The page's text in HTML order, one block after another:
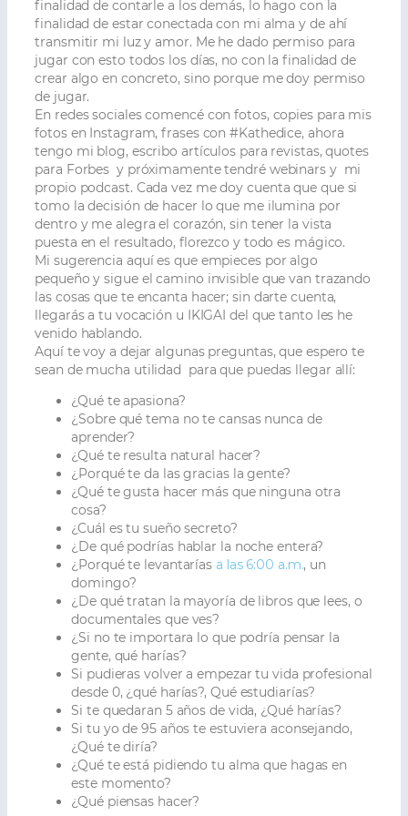
finalidad de contarle a los demás, lo hago con la
finalidad de estar conectada con mi alma y de ahí
transmitir mi luz y amor. Me he dado permiso para
jugar con esto todos los días, no con la finalidad de
crear algo en concreto, sino porque me doy permiso
de jugar.
En redes sociales comencé con fotos, copies para mis
fotos en Instagram, frases con #Kathedice, ahora
tengo mi blog, escribo artículos para revistas, quotes
para Forbes y próximamente tendré webinars y mi
propio podcast. Cada vez me doy cuenta que que si
tomo la decisión de hacer lo que me ilumina por
dentro y me alegra el corazón, sin tener la vista
puesta en el resultado, florezco y todo es mágico.
Mi sugerencia aquí es que empieces por algo
pequeño y sigue el camino invisible que van trazando
las cosas que te encanta hacer; sin darte cuenta,
llegarás a tu vocación u IKIGAI del que tanto les he
venido hablando.
Aquí te voy a dejar algunas preguntas, que espero te
sean de mucha utilidad para que puedas llegar allí:
¿Qué te apasiona?
¿Sobre qué tema no te cansas nunca de
aprender?
¿Qué te resulta natural hacer?
¿Porqué te da las gracias la gente?
¿Qué te gusta hacer más que ninguna otra
cosa?
¿Cuál es tu sueño secreto?
¿De qué podrías hablar la noche entera?
¿Porqué te levantarías a las 6:00 a.m., un
domingo?
¿De qué tratan la mayoría de libros que lees, o
documentales que ves?
¿Si no te importara lo que podría pensar la
gente, qué harías?
Si pudieras volver a empezar tu vida profesional
desde 0, ¿qué harías?, Qué estudiarías?
Si te quedaran 5 años de vida, ¿Qué harías?
Si tu yo de 95 años te estuviera aconsejando,
¿Qué te diría?
¿Qué te está pidiendo tu alma que hagas en
este momento?
¿Qué piensas hacer?